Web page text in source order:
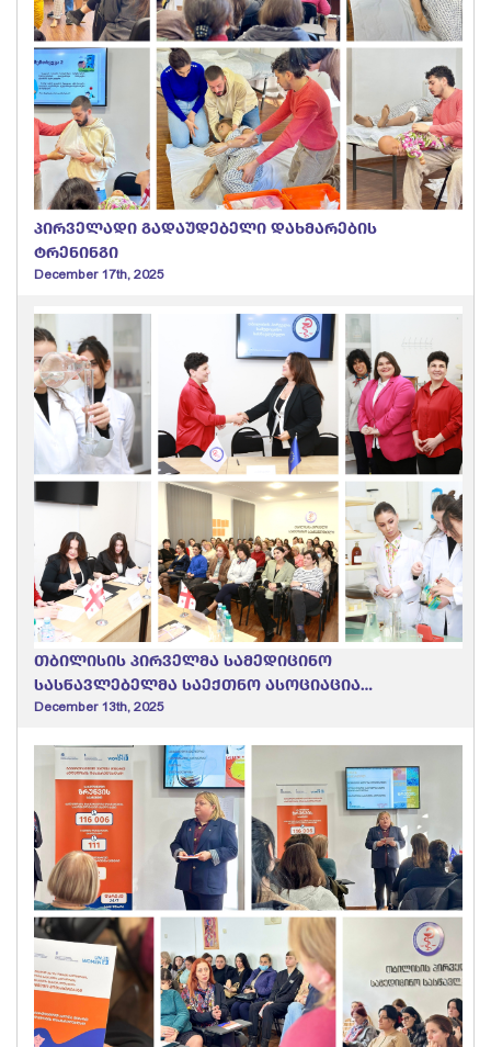
პირველადი გადაუდებელი დახმარების
ტრენინგი
December 17th, 2025
თბილისის პირველმა სამედიცინო
სასწავლებელმა საექთნო ასოციაცია
“ნიუმენთან” და “სიაბ-აკადემიასთან”
December 13th, 2025